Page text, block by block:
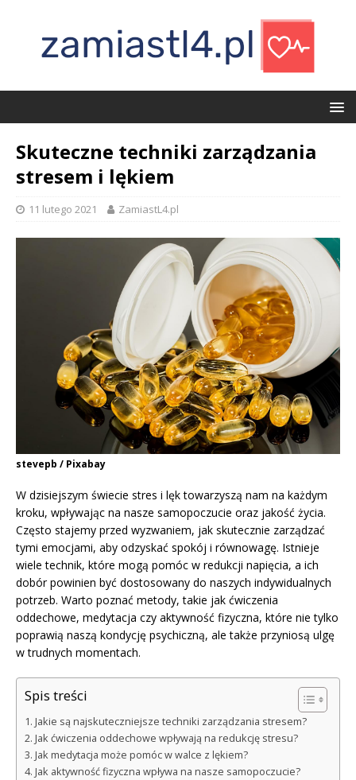
Skuteczne techniki zarządzania
stresem i lękiem
11 lutego 2021 ZamiastL4.pl
stevepb / Pixabay
W dzisiejszym świecie stres i lęk towarzyszą nam na każdym
kroku, wpływając na nasze samopoczucie oraz jakość życia.
Często stajemy przed wyzwaniem, jak skutecznie zarządzać
tymi emocjami, aby odzyskać spokój i równowagę. Istnieje
wiele technik, które mogą pomóc w redukcji napięcia, a ich
dobór powinien być dostosowany do naszych indywidualnych
potrzeb. Warto poznać metody, takie jak ćwiczenia
oddechowe, medytacja czy aktywność fizyczna, które nie tylko
poprawią naszą kondycję psychiczną, ale także przyniosą ulgę
w trudnych momentach.
Spis treści
Jakie są najskuteczniejsze techniki zarządzania stresem?
Jak ćwiczenia oddechowe wpływają na redukcję stresu?
Jak medytacja może pomóc w walce z lękiem?
Jak aktywność fizyczna wpływa na nasze samopoczucie?